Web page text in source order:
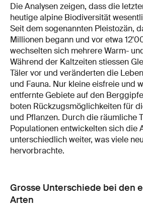
Die Analysen zeigen, dass die
heutige alpine Biodiversität
Seit dem sogenannten Pleistozän,
Millionen begann und vor etwa
wechselten sich mehrere Warm-
Während der Kaltzeiten stiessen
Täler vor und veränderten die
und Fauna. Nur kleine eisfreie und
entfernte Gebiete auf den
boten Rückzugsmöglichkeiten für
und Pflanzen. Durch die räumliche
Populationen entwickelten sich die
unterschiedlich weiter, was viele
hervorbrachte.
Grosse Unterschiede bei den
Arten